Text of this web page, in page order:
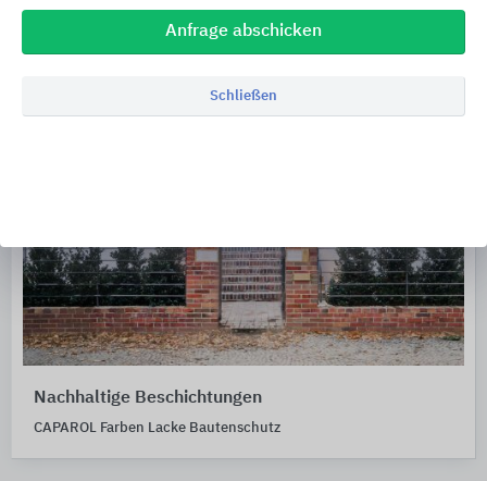
Nachhaltige Beschichtungen
CAPAROL Farben Lacke Bautenschutz
Anfrage abschicken
Schließen